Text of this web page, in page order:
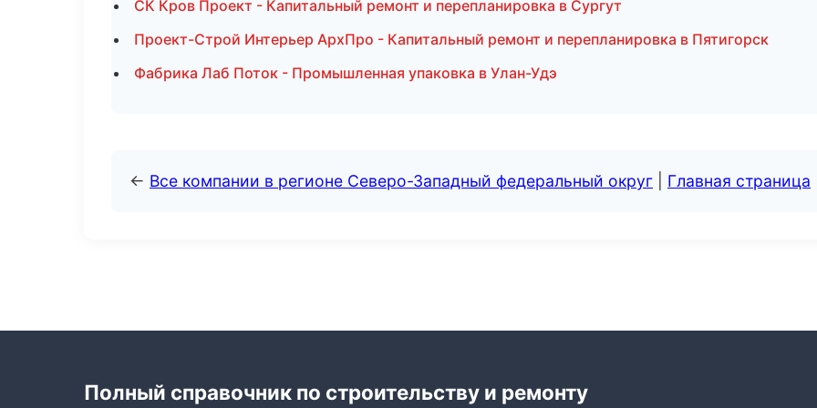
СК Кров Проект - Капитальный ремонт и перепланировка в Сургут
Проект-Строй Интерьер АрхПро - Капитальный ремонт и перепланировка в Пятигорск
Фабрика Лаб Поток - Промышленная упаковка в Улан-Удэ
← Все компании в регионе Северо-Западный федеральный округ Главная страница
Полный справочник по строительству и ремонту